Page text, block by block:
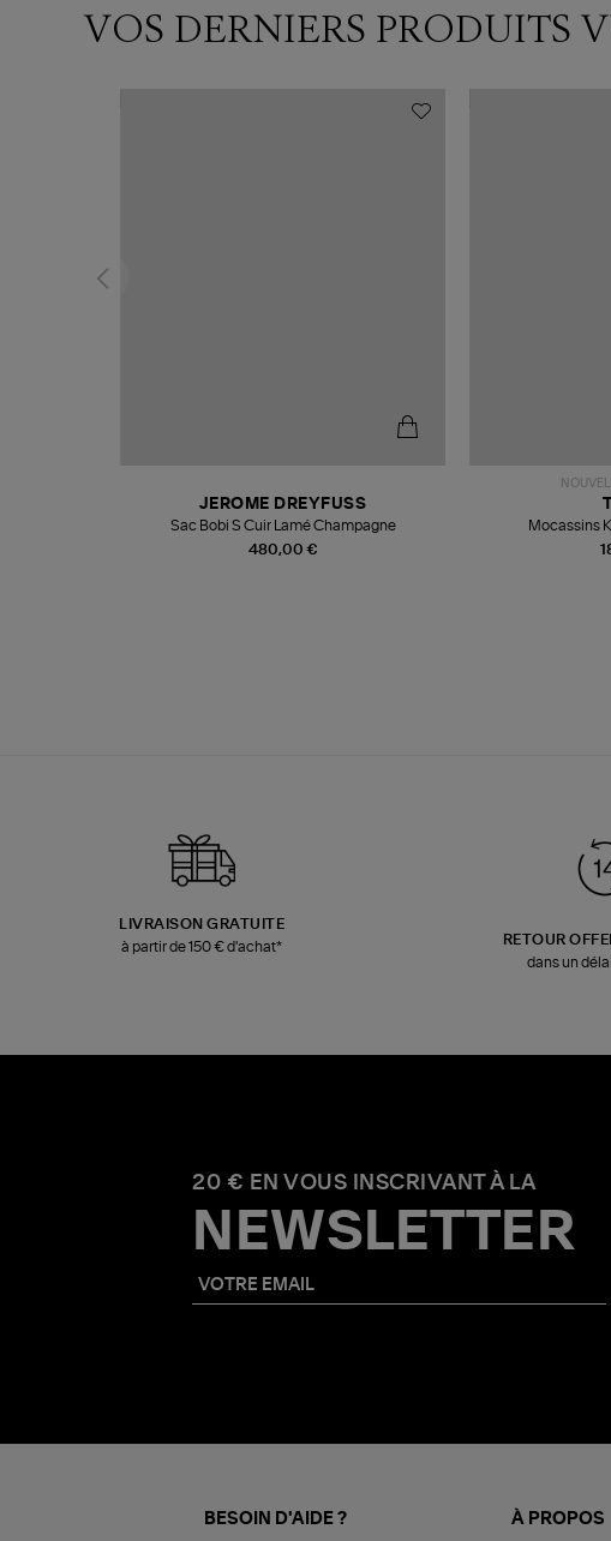
VOS DERNIERS PRODUITS
480,00 €
JEROME DREYFUSS
Sac Bobi S Cuir Lamé Champagne Mocassins
LIVRAISON GRATUITE
à partir de 150 € d'achat*
RETOUR
dans un
20 € EN VOUS INSCRIVANT À LA
NEWSLETTER
BESOIN D'AIDE ? À PROPOS